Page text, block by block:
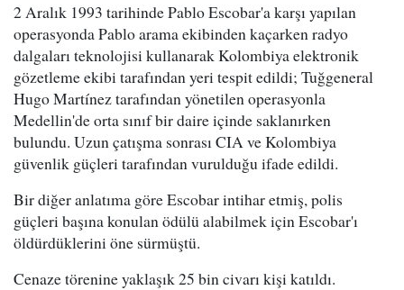
2 Aralık 1993 tarihinde Pablo Escobar'a karşı yapılan
operasyonda Pablo arama ekibinden kaçarken radyo
dalgaları teknolojisi kullanarak Kolombiya elektronik
gözetleme ekibi tarafından yeri tespit edildi; Tuğgeneral
Hugo Martínez tarafından yönetilen operasyonla
Medellin'de orta sınıf bir daire içinde saklanırken
bulundu. Uzun çatışma sonrası CIA ve Kolombiya
güvenlik güçleri tarafından vurulduğu ifade edildi.
Bir diğer anlatıma göre Escobar intihar etmiş, polis
güçleri başına konulan ödülü alabilmek için Escobar'ı
öldürdüklerini öne sürmüştü.
Cenaze törenine yaklaşık 25 bin civarı kişi katıldı.